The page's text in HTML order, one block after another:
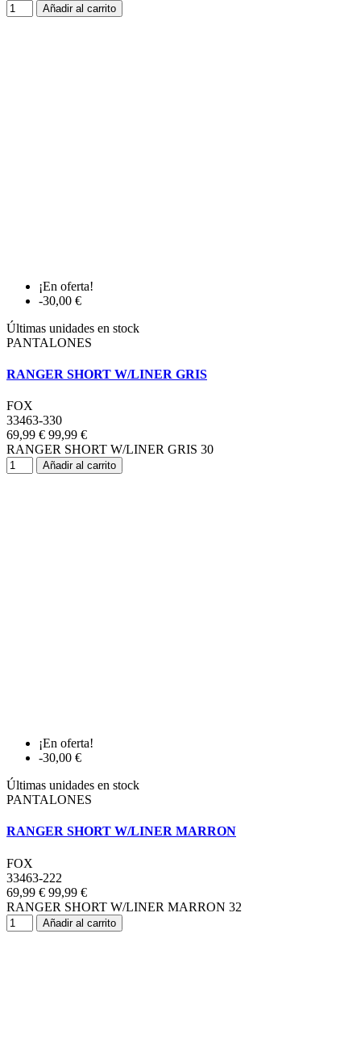
Añadir al carrito
¡En oferta!
-30,00 €
Últimas unidades en stock
PANTALONES
RANGER SHORT W/LINER GRIS
FOX
33463-330
69,99 € 99,99 €
RANGER SHORT W/LINER GRIS 30
Añadir al carrito
¡En oferta!
-30,00 €
Últimas unidades en stock
PANTALONES
RANGER SHORT W/LINER MARRON
FOX
33463-222
69,99 € 99,99 €
RANGER SHORT W/LINER MARRON 32
Añadir al carrito